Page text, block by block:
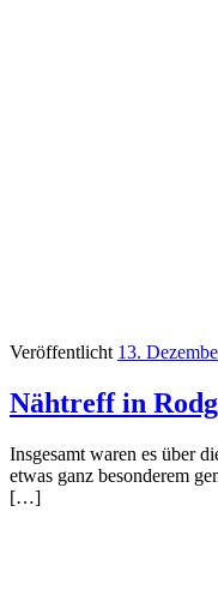
Veröffentlicht 13.
Nähtreff in
Insgesamt waren es über
etwas ganz besonderem
[…]